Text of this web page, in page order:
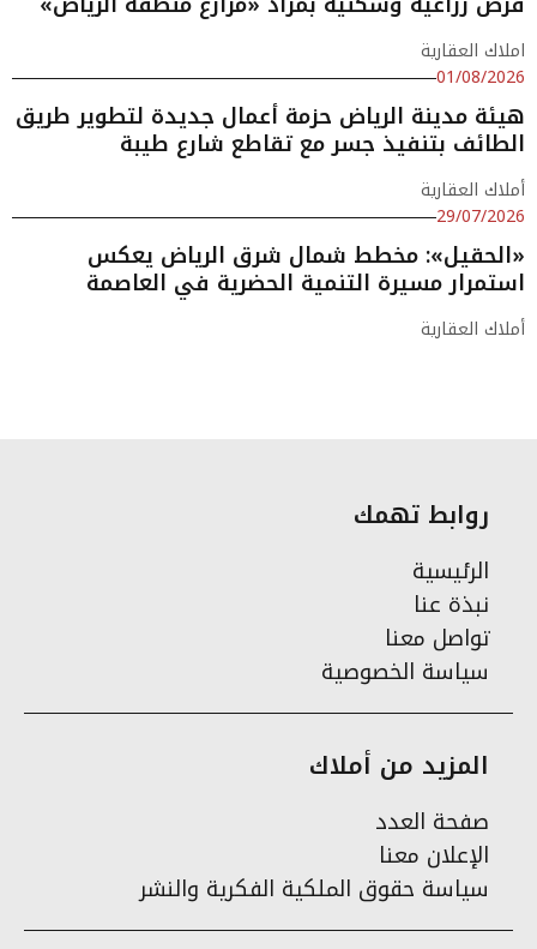
املاك العقارية
01/08/2026
هيئة مدينة الرياض حزمة أعمال جديدة لتطوير طريق
الطائف بتنفيذ جسر مع تقاطع شارع طيبة
أملاك العقارية
29/07/2026
«الحقيل»: مخطط شمال شرق الرياض يعكس
استمرار مسيرة التنمية الحضرية في العاصمة
أملاك العقارية
روابط تهمك
الرئيسية
نبذة عنا
تواصل معنا
سياسة الخصوصية
المزيد من أملاك
صفحة العدد
الإعلان معنا
سياسة حقوق الملكية الفكرية والنشر